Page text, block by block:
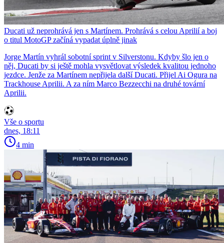
Ducati už neprohrává jen s Martínem. Prohrává s celou Aprilií a boj
o titul MotoGP začíná vypadat úplně jinak
Jorge Martín vyhrál sobotní sprint v Silverstonu. Kdyby šlo jen o
něj, Ducati by si ještě mohla vysvětlovat výsledek kvalitou jednoho
jezdce. Jenže za Martínem nepřijela další Ducati. Přijel Ai Ogura na
Trackhouse Aprilii. A za ním Marco Bezzecchi na druhé tovární
Aprilii.
Vše o sportu
dnes, 18:11
4 min